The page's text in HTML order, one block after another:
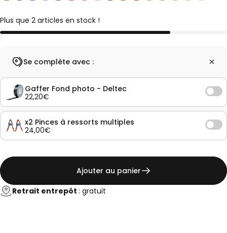
Plus que 2 articles en stock !
Se complète avec :
Gaffer Fond photo - Deltec
22,20€
x2 Pinces à ressorts multiples
24,00€
Ajouter au panier
Retrait entrepôt : gratuit